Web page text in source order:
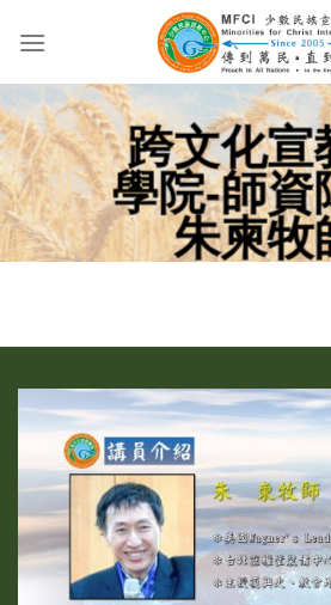
跨文化宣
學院-師資
朱柬牧